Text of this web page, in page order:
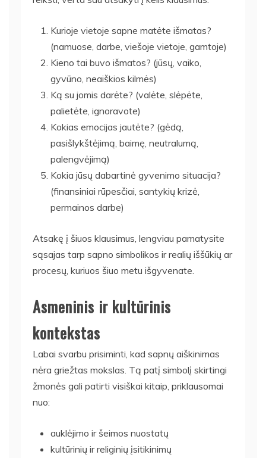
Kurioje vietoje sapne matėte išmatas?
(namuose, darbe, viešoje vietoje, gamtoje)
Kieno tai buvo išmatos? (jūsų, vaiko,
gyvūno, neaiškios kilmės)
Ką su jomis darėte? (valėte, slėpėte,
palietėte, ignoravote)
Kokias emocijas jautėte? (gėdą,
pasišlykštėjimą, baimę, neutralumą,
palengvėjimą)
Kokia jūsų dabartinė gyvenimo situacija?
(finansiniai rūpesčiai, santykių krizė,
permainos darbe)
Atsakę į šiuos klausimus, lengviau pamatysite
sąsajas tarp sapno simbolikos ir realių iššūkių ar
procesų, kuriuos šiuo metu išgyvenate.
Asmeninis ir kultūrinis
kontekstas
Labai svarbu prisiminti, kad sapnų aiškinimas
nėra griežtas mokslas. Tą patį simbolį skirtingi
žmonės gali patirti visiškai kitaip, priklausomai
nuo:
auklėjimo ir šeimos nuostatų
kultūrinių ir religinių įsitikinimų